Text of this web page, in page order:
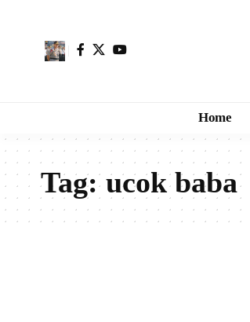
Home
Tag:ucok baba